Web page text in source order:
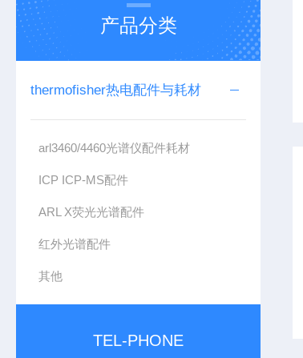
产品分类
thermofisher热电配件与耗材
arl3460/4460光谱仪配件耗材
ICP ICP-MS配件
ARL X荧光光谱配件
红外光谱配件
其他
TEL-PHONE